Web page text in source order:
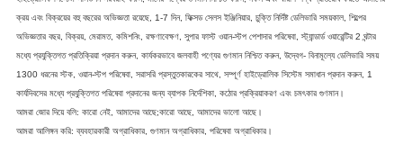
ক্রয় এবং বিক্রয়ের বহু বছরের অভিজ্ঞতা রয়েছে, 1-7 দিন, ফিক্সড সেলস ইঞ্জিনিয়ার, চুক্তি নির্দিষ্ট ডেলিভারি সময়কাল, শিল্পের
অভিজ্ঞতার বছর, বিক্রয়, মেরামত, কমিশনিং, রক্ষণাবেক্ষণ, সুপার ফাস্ট ওয়ান-স্টপ পেশাদার পরিষেবা, স্ট্যান্ডার্ড ওয়ারেন্টির 2 ঘন্টার
মধ্যে প্রযুক্তিগত প্রতিক্রিয়া প্রদান করুন, কার্যকরভাবে জলবাহী পণ্যের গুণমান নিশ্চিত করুন, উদ্বেগ- বিনামূল্যে ডেলিভারি সময়
1300 ধরনের স্টক, ওয়ান-স্টপ পরিষেবা, সরাসরি প্রস্তুতকারকের সাথে, সম্পূর্ণ হাইড্রোলিক সিস্টেম সমাধান প্রদান করুন, 1
কার্যদিবসের মধ্যে প্রযুক্তিগত পরিষেবা প্রদানের জন্য ব্যাপক নির্দেশিকা, কঠোর প্রক্রিয়াকরণ এবং চমৎকার গুণমান।
আমরা জোর দিয়ে বলি: কারো নেই, আমাদের আছে;কারো আছে, আমাদের ভালো আছে।
আমরা আলিঙ্গন করি: ব্যবহারকারী অগ্রাধিকার, গুণমান অগ্রাধিকার, পরিষেবা অগ্রাধিকার।